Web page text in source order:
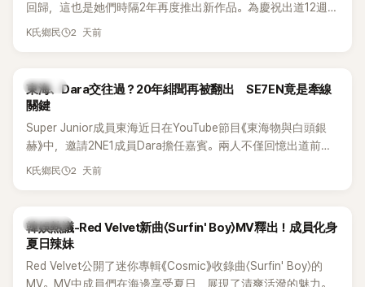
回歸，這也是她們時隔2年再度推出新作品。為慶祝出道12週
年，五位成員也一連舉辦三場粉絲演唱會，與粉絲共同回顧經
K氏鄉民 2 天前
K-POP
東海、Dara交往過？20年緋聞再被翻出 SE7EN竟是牽線
關鍵
Super Junior成員東海近日在YouTube節目《東海物與白頭銀
赫》中，邀請2NE1成員Dara擔任嘉賓。兩人不僅回憶出道前的
青澀往事，也首度聊起當年鬧得沸沸揚揚的緋聞，讓東海忍不
K氏鄉民 2 天前
熱議討論
韓娛熱議-Red Velvet新曲〈Surfin' Boy〉MV釋出！成員化身
夏日辣妹
Red Velvet公開了迷你專輯《Cosmic》收錄曲〈Surfin' Boy〉的
MV。MV中成員們在海邊享受夏日，展現了清爽活潑的魅力。